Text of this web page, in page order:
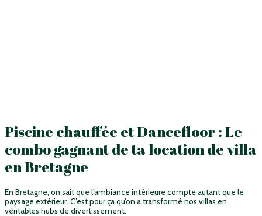
Piscine chauffée et Dancefloor : Le
combo gagnant de ta location de villa
en Bretagne
En Bretagne, on sait que l’ambiance intérieure compte autant que le
paysage extérieur. C’est pour ça qu’on a transformé nos villas en
véritables hubs de divertissement.